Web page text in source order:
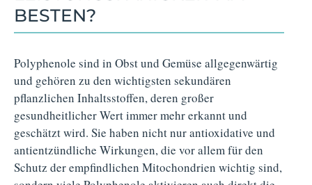
BESTEN?
Polyphenole sind in Obst und Gemüse allgegenwärtig
und gehören zu den wichtigsten sekundären
pflanzlichen Inhaltsstoffen, deren großer
gesundheitlicher Wert immer mehr erkannt und
geschätzt wird. Sie haben nicht nur antioxidative und
antientzündliche Wirkungen, die vor allem für den
Schutz der empfindlichen Mitochondrien wichtig sind,